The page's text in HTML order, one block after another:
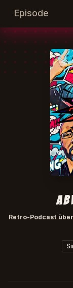
Episode
Retro-Podcast